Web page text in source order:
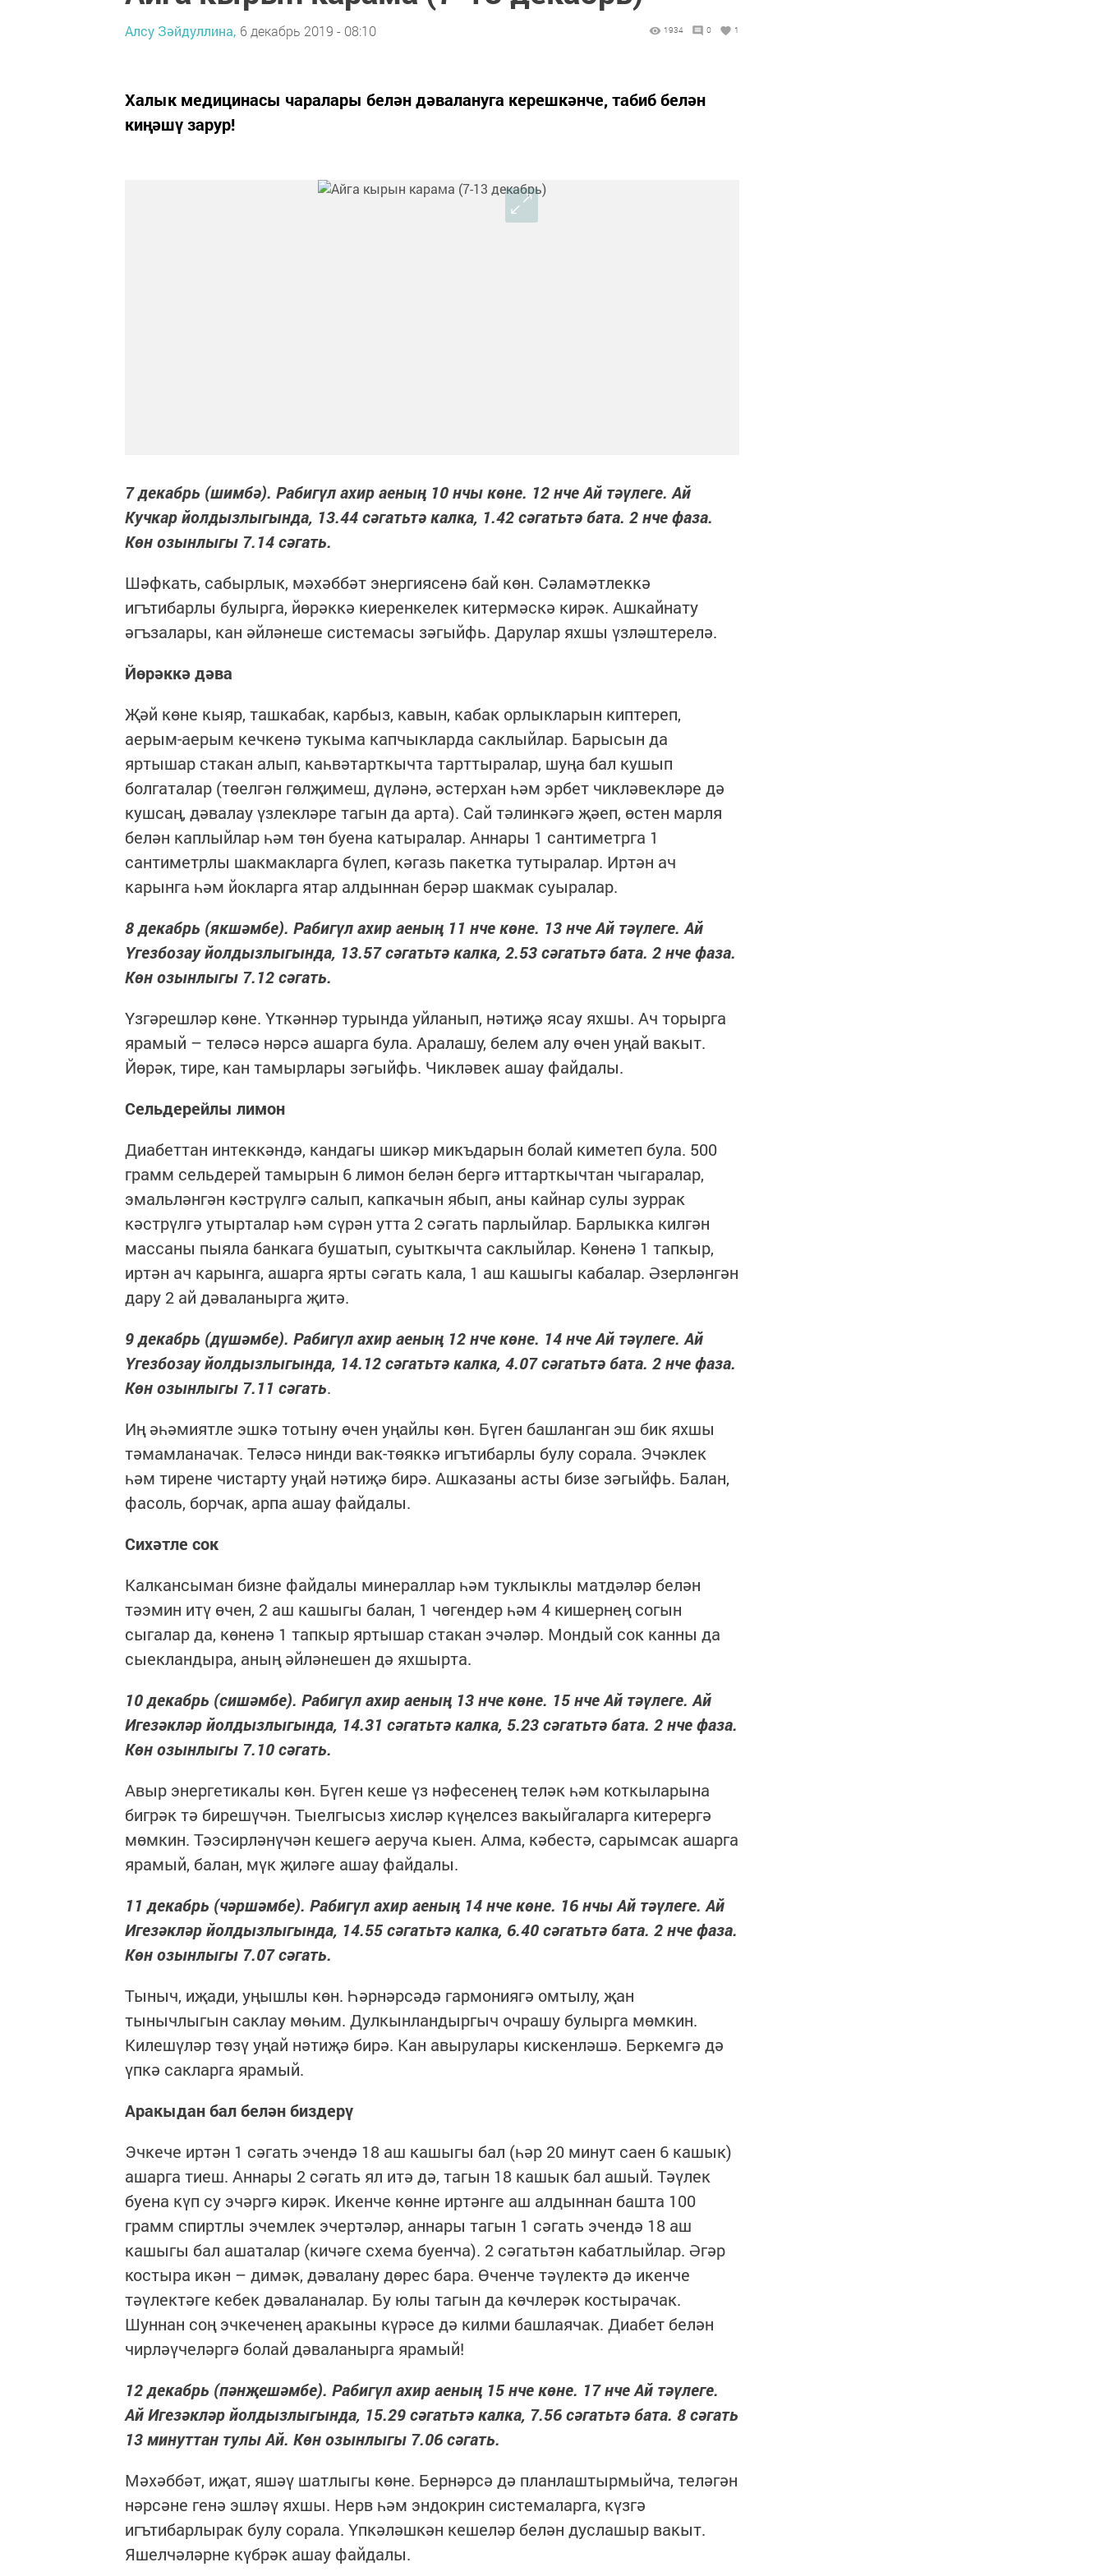
Алсу Зәйдуллина, 6 декабрь 2019 - 08:10 1934 0 1
Халык медицинасы чаралары белән дәвалануга керешкәнче, табиб белән
киңәшү зарур!
7 декабрь (шимбә). Рабигүл ахир аеның 10 нчы көне. 12 нче Ай тәүлеге. Ай
Кучкар йолдызлыгында, 13.44 сәгатьтә калка, 1.42 сәгатьтә бата. 2 нче фаза.
Көн озынлыгы 7.14 сәгать.
Шәфкать, сабырлык, мәхәббәт энергиясенә бай көн. Сәламәтлеккә
игътибарлы булырга, йөрәккә киеренкелек китермәскә кирәк. Ашкайнату
әгъзалары, кан әйләнеше системасы зәгыйфь. Дарулар яхшы үзләштерелә.
Йөрәккә дәва
Җәй көне кыяр, ташкабак, карбыз, кавын, кабак орлыкларын киптереп,
аерым-аерым кечкенә тукыма капчыкларда саклыйлар. Барысын да
яртышар стакан алып, каһвәтарткычта тарттыралар, шуңа бал кушып
болгаталар (төелгән гөлҗимеш, дүләнә, әстерхан һәм эрбет чикләвекләре дә
кушсаң, дәвалау үзлекләре тагын да арта). Сай тәлинкәгә җәеп, өстен марля
белән кап­лыйлар һәм төн буена катыралар. Аннары 1 сантиметрга 1
сантиметрлы шакмакларга бүлеп, кәгазь пакетка тутыралар. Иртән ач
карынга һәм йокларга ятар алдыннан берәр шакмак суыралар.
8 декабрь (якшәмбе). Рабигүл ахир аеның 11 нче көне. 13 нче Ай тәүлеге. Ай
Үгезбозау йолдызлыгында, 13.57 сәгатьтә калка, 2.53 сәгатьтә бата. 2 нче фаза.
Көн озынлыгы 7.12 сәгать.
Үзгәрешләр көне. Үткәннәр турында уйланып, нәтиҗә ясау яхшы. Ач торырга
ярамый – теләсә нәрсә ашарга була. Аралашу, белем алу өчен уңай вакыт.
Йөрәк, тире, кан тамырлары зәгыйфь. Чикләвек ашау файдалы.
Сельдерейлы лимон
Диабеттан интеккәндә, кандагы шикәр микъдарын болай киметеп була. 500
грамм сельдерей тамырын 6 лимон белән бергә иттарткычтан чыгаралар,
эмальләнгән кәстрүлгә салып, капкачын ябып, аны кайнар сулы зуррак
кәстрүлгә утырталар һәм сүрән утта 2 сәгать парлыйлар. Барлыкка килгән
массаны пыяла банкага бушатып, суыткычта саклыйлар. Көненә 1 тапкыр,
иртән ач карынга, ашарга ярты сәгать кала, 1 аш кашыгы кабалар. Әзерләнгән
дару 2 ай дәваланырга җитә.
9 декабрь (дүшәмбе). Рабигүл ахир аеның 12 нче көне. 14 нче Ай тәүлеге. Ай
Үгезбозау йолдызлыгында, 14.12 сәгатьтә калка, 4.07 сәгатьтә бата. 2 нче фаза.
Көн озынлыгы 7.11 сәгать.
Иң әһәмиятле эшкә тотыну өчен уңайлы көн. Бүген башланган эш бик яхшы
тәмамланачак. Теләсә нинди вак-төяккә игътибарлы булу сорала. Эчәклек
һәм тирене чистарту уңай нәтиҗә бирә. Ашказаны асты бизе зәгыйфь. Балан,
фасоль, борчак, арпа ашау файдалы.
Сихәтле сок
Калкансыман бизне файдалы минераллар һәм туклыклы матдәләр белән
тәэмин итү өчен, 2 аш кашыгы балан, 1 чөгендер һәм 4 кишернең согын
сыгалар да, көненә 1 тапкыр яртышар стакан эчәләр. Мондый сок канны да
сыекландыра, аның әйләнешен дә яхшырта.
10 декабрь (сишәмбе). Рабигүл ахир аеның 13 нче көне. 15 нче Ай тәүлеге. Ай
Игезәкләр йолдызлыгында, 14.31 сәгатьтә калка, 5.23 сәгатьтә бата. 2 нче фаза.
Көн озынлыгы 7.10 сәгать.
Авыр энергетикалы көн. Бүген кеше үз нәфесенең теләк һәм коткыларына
бигрәк тә бирешүчән. Тыелгысыз хисләр күңелсез вакыйгаларга китерергә
мөмкин. Тәэсирләнүчән кешегә аеруча кыен. Алма, кәбестә, сарымсак ашарга
ярамый, балан, мүк җиләге ашау файдалы.
11 декабрь (чәршәмбе). Рабигүл ахир аеның 14 нче көне. 16 нчы Ай тәүлеге. Ай
Игезәкләр йолдызлыгында, 14.55 сәгатьтә калка, 6.40 сәгатьтә бата. 2 нче фаза.
Көн озынлыгы 7.07 сәгать.
Тыныч, иҗади, уңышлы көн. Һәрнәрсәдә гармониягә омтылу, җан
тынычлыгын саклау мөһим. Дулкынландыргыч очрашу булырга мөмкин.
Килешүләр төзү уңай нәтиҗә бирә. Кан авырулары кискенләшә. Беркемгә дә
үпкә сакларга ярамый.
Аракыдан бал белән биздерү
Эчкече иртән 1 сәгать эчендә 18 аш кашыгы бал (һәр 20 минут саен 6 кашык)
ашарга тиеш. Аннары 2 сәгать ял итә дә, тагын 18 кашык бал ашый. Тәүлек
буена күп су эчәргә кирәк. Икенче көнне иртәнге аш алдыннан башта 100
грамм спиртлы эчемлек эчертәләр, аннары тагын 1 сәгать эчендә 18 аш
кашыгы бал ашаталар (кичәге схема буенча). 2 сәгатьтән кабатлыйлар. Әгәр
костыра икән – димәк, дәвалану дөрес бара. Өченче тәүлектә дә икенче
тәүлектәге кебек дәваланалар. Бу юлы тагын да көчлерәк костырачак.
Шуннан соң эчкеченең аракыны күрәсе дә килми башлаячак. Диабет белән
чирләүчеләргә болай дәваланырга ярамый!
12 декабрь (пәнҗешәмбе). Рабигүл ахир аеның 15 нче көне. 17 нче Ай тәүлеге.
Ай Игезәкләр йолдызлыгында, 15.29 сәгатьтә калка, 7.56 сәгатьтә бата. 8 сәгать
13 минуттан тулы Ай. Көн озынлыгы 7.06 сәгать.
Мәхәббәт, иҗат, яшәү шатлыгы көне. Бернәрсә дә планлаштырмыйча, теләгән
нәрсәне генә эшләү яхшы. Нерв һәм эндокрин системаларга, күзгә
игътибарлырак булу сорала. Үпкәләшкән кешеләр белән дуслашыр вакыт.
Яшелчәләрне күбрәк ашау файдалы.